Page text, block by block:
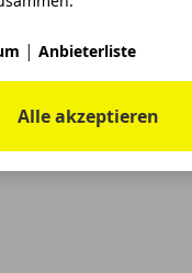
| Anbieterliste
Alle akzeptieren